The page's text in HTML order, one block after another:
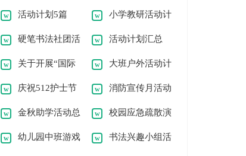
篇(精选) 活动计划15篇
活动计划5篇
(荐)
小学教研活动计
划
硬笔书法社团活
动计划2篇（精品）
活动计划汇总
(10篇)
关于开展“国际
减灾日”活动总结
大班户外活动计
划
庆祝512护士节
活动总结
消防宣传月活动
总结
金秋助学活动总
结（精选15篇）
校园应急疏散演
练活动总结
幼儿园中班游戏 书法兴趣小组活